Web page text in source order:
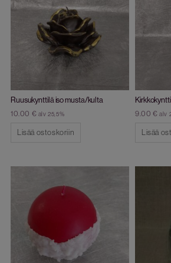
Ruusukynttilä iso musta/kulta
10.00 € alv 25,5%
Lisää ostoskoriin
9.00 € alv
Lisää